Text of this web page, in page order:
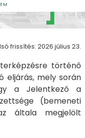
frissítés: 2026 július 23.
történő
eljárás, mely során
a Jelentkező a
(bemeneti
általa megjelölt